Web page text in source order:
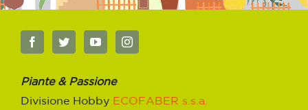
Piante & Passione
Divisione Hobby ECOFABER s.s.a.